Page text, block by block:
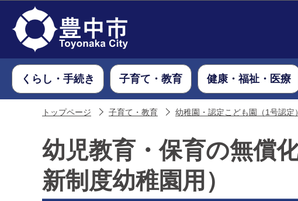
くらし・手続き 子育て・教育 健康・福祉・医療
トップページ 子育て・教育 幼稚園・認定こども園（1号認定）
幼児教育・保育の無償
新制度幼稚園用）